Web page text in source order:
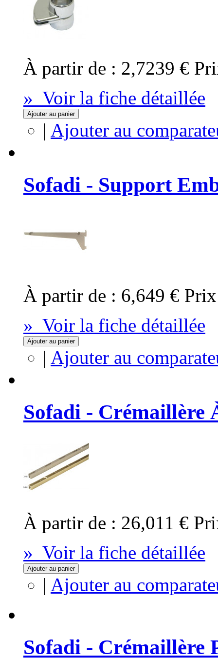
À partir de : 2,7239 €
» Voir la fiche détaillée
Ajouter au panier
| Ajouter au
Sofadi - Support
À partir de : 6,649 €
» Voir la fiche détaillée
Ajouter au panier
| Ajouter au
Sofadi - Crémaillère
À partir de : 26,011 €
» Voir la fiche détaillée
Ajouter au panier
| Ajouter au
Sofadi - Crémaillère